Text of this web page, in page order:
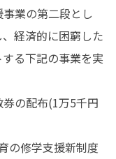
の方へ
護方針
業の第二段とし
経済的に困窮した
る下記の事業を実
券の配布(1万5千円
の修学支援新制度